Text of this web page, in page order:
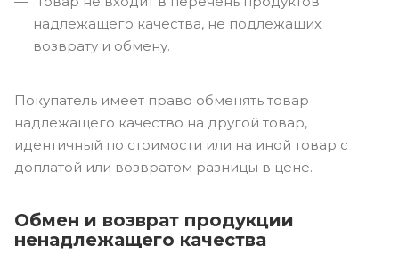
надлежащего качества, не подлежащих
возврату и обмену.
Покупатель имеет право обменять товар
надлежащего качество на другой товар,
идентичный по стоимости или на иной товар с
доплатой или возвратом разницы в цене.
Обмен и возврат продукции
ненадлежащего качества